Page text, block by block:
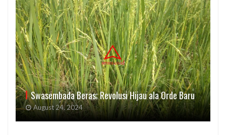
Swasembada Beras; Revolusi Hijau ala Orde Baru
August 24, 2024